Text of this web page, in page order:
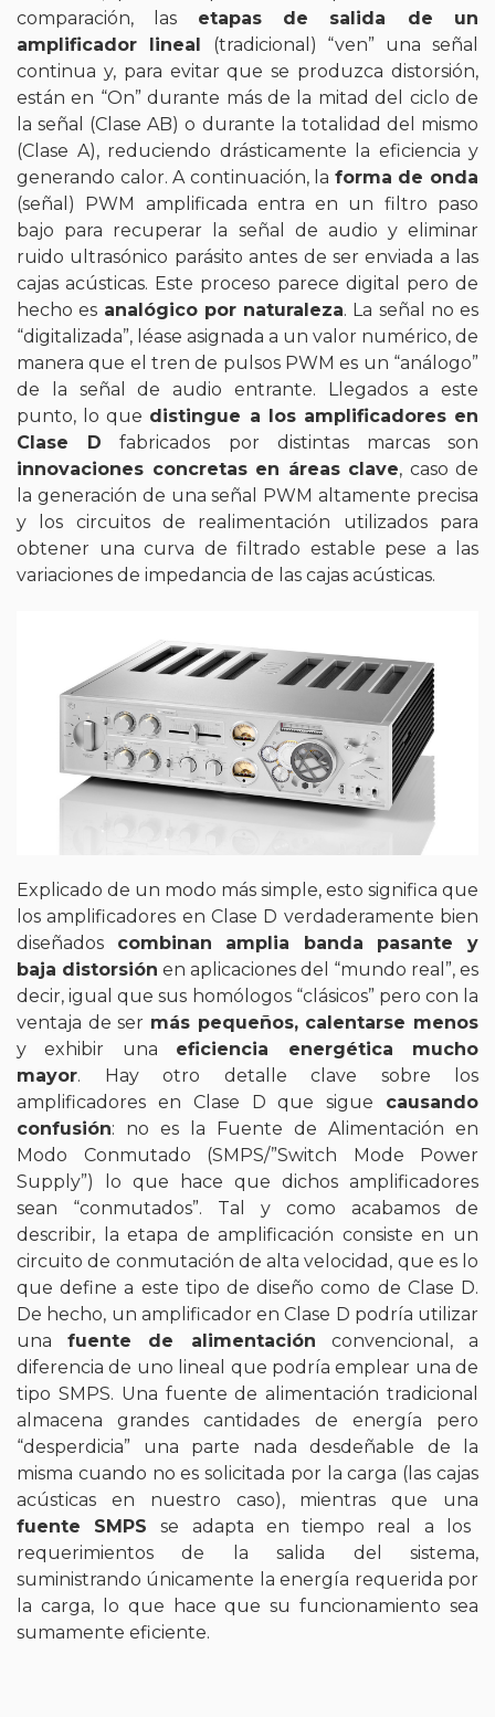
comparación, las etapas de salida de un
amplificador lineal (tradicional) “ven” una señal
continua y, para evitar que se produzca distorsión,
están en “On” durante más de la mitad del ciclo de
la señal (Clase AB) o durante la totalidad del mismo
(Clase A), reduciendo drásticamente la eficiencia y
generando calor. A continuación, la forma de onda
(señal) PWM amplificada entra en un filtro paso
bajo para recuperar la señal de audio y eliminar
ruido ultrasónico parásito antes de ser enviada a las
cajas acústicas. Este proceso parece digital pero de
hecho es analógico por naturaleza. La señal no es
“digitalizada”, léase asignada a un valor numérico, de
manera que el tren de pulsos PWM es un “análogo”
de la señal de audio entrante. Llegados a este
punto, lo que distingue a los amplificadores en
Clase D fabricados por distintas marcas son
innovaciones concretas en áreas clave, caso de
la generación de una señal PWM altamente precisa
y los circuitos de realimentación utilizados para
obtener una curva de filtrado estable pese a las
variaciones de impedancia de las cajas acústicas.
Explicado de un modo más simple, esto significa que
los amplificadores en Clase D verdaderamente bien
diseñados combinan amplia banda pasante y
baja distorsión en aplicaciones del “mundo real”, es
decir, igual que sus homólogos “clásicos” pero con la
ventaja de ser más pequeños, calentarse menos
y exhibir una eficiencia energética mucho
mayor. Hay otro detalle clave sobre los
amplificadores en Clase D que sigue causando
confusión: no es la Fuente de Alimentación en
Modo Conmutado (SMPS/”Switch Mode Power
Supply”) lo que hace que dichos amplificadores
sean “conmutados”. Tal y como acabamos de
describir, la etapa de amplificación consiste en un
circuito de conmutación de alta velocidad, que es lo
que define a este tipo de diseño como de Clase D.
De hecho, un amplificador en Clase D podría utilizar
unafuente de alimentación convencional, a
diferencia de uno lineal que podría emplear una de
tipo SMPS. Una fuente de alimentación tradicional
almacena grandes cantidades de energía pero
“desperdicia” una parte nada desdeñable de la
misma cuando no es solicitada por la carga (las cajas
acústicas en nuestro caso), mientras que una
fuente SMPSse adapta en tiempo real a los
requerimientos de la salida del sistema,
suministrando únicamente la energía requerida por
la carga, lo que hace que su funcionamiento sea
sumamente eficiente.